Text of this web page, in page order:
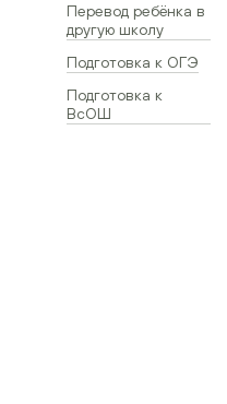
Перевод ребёнка в
другую школу
Подготовка к ОГЭ
Подготовка к
ВсОШ